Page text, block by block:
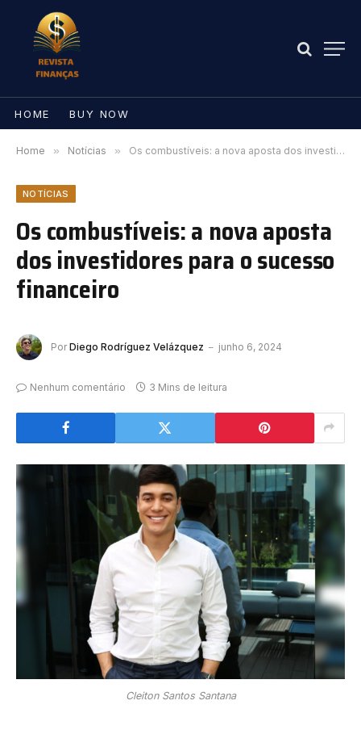
HOME BUY NOW
Home » Notícias » Os combustíveis: a nova aposta dos investidores para o sucesso financeiro
NOTÍCIAS
Os combustíveis: a nova aposta
dos investidores para o sucesso
financeiro
Por Diego Rodríguez Velázquez junho 6, 2024
Nenhum comentário 3 Mins de leitura
Cleiton Santos Santana